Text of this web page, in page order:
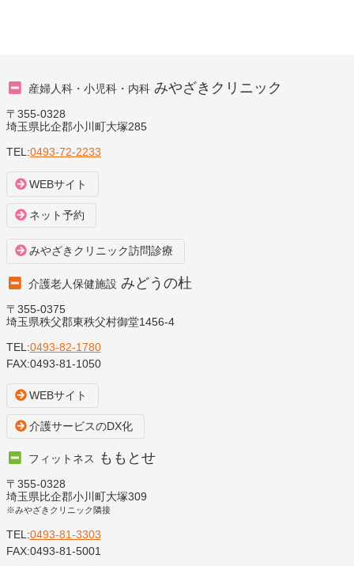
産婦人科・小児科・内科みやざきクリニック
〒355-0328
埼玉県比企郡小川町大塚285
TEL:0493-72-2233
WEBサイト
ネット予約
みやざきクリニック訪問診療
介護老人保健施設 みどうの杜
〒355-0375
埼玉県秩父郡東秩父村御堂1456-4
TEL:0493-82-1780
FAX:0493-81-1050
WEBサイト
介護サービスのDX化
フィットネス ももとせ
〒355-0328
埼玉県比企郡小川町大塚309
※みやざきクリニック隣接
TEL:0493-81-3303
FAX:0493-81-5001